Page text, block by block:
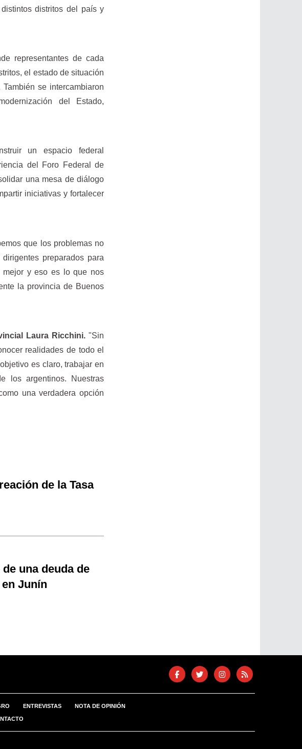
distritos del país y
representantes de cada
el estado de situación
se intercambiaron
del Estado,
un espacio federal
del Foro Federal de
una mesa de diálogo
iniciativas y fortalecer
que los problemas no
preparados para
mejor y eso es lo que nos
la provincia de Buenos
Laura Ricchini. "Sin
realidades de todo el
es claro, trabajar en
los argentinos. Nuestras
una verdadera opción
de la Tasa
una deuda de
Junín
ENTREVISTAS NOTA DE OPINIÓN